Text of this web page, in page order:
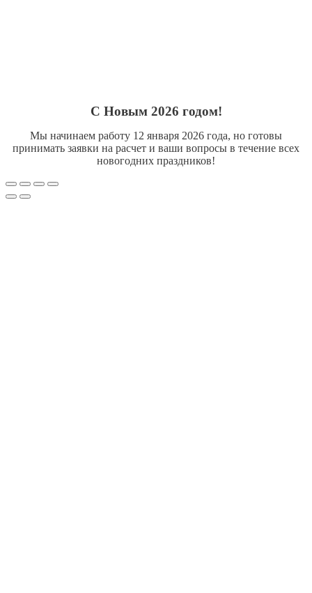
С Новым 2026 годом!
Мы начинаем работу 12 января 2026 года, но готовы
принимать заявки на расчет и ваши вопросы в течение всех
новогодних праздников!